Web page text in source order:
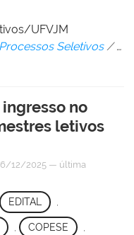
UFVJM
Seletivos /…
no
letivos
12/2025 — última
EDITAL
COPESE